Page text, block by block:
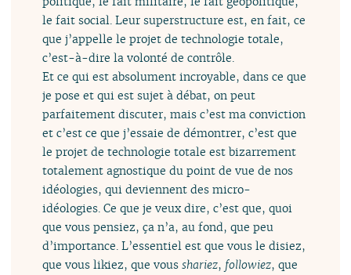
le fait social. Leur superstructure est, en fait, ce
que j’appelle le projet de technologie totale,
c’est-à-dire la volonté de contrôle.
Et ce qui est absolument incroyable, dans ce que
je pose et qui est sujet à débat, on peut
parfaitement discuter, mais c’est ma conviction
et c’est ce que j’essaie de démontrer, c’est que
le projet de technologie totale est bizarrement
totalement agnostique du point de vue de nos
idéologies, qui deviennent des micro-
idéologies. Ce que je veux dire, c’est que, quoi
que vous pensiez, ça n’a, au fond, que peu
d’importance. L’essentiel est que vous le disiez,
que vous likiez, que vousshariez, followiez, que